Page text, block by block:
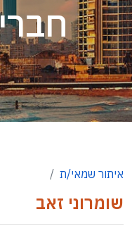
איתור שמאי/ת
שומרוני זאב